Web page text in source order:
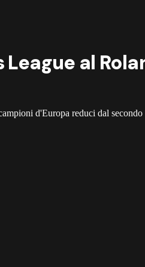
al
d'Europa reduci dal